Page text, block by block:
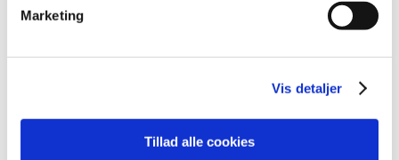
Marketing
Vis detaljer
Tillad alle cookies
2020 (263)
2018 (150)